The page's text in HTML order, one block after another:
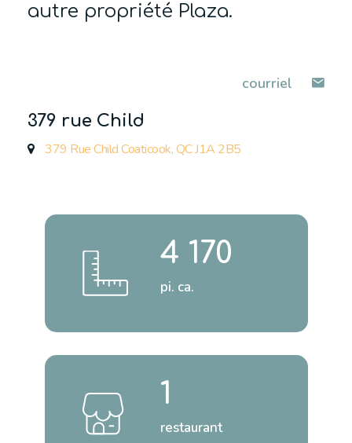
autre propriété Plaza.
courriel
379 rue Child
379 Rue Child Coaticook, QC J1A 2B5
4 170
pi. ca.
1
restaurant